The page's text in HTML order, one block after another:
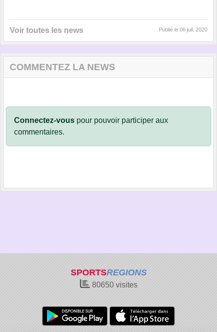
Voir toutes les news Publié le 06 juil. 2020
COMMENTEZ LA NEWS
Connectez-vous pour pouvoir participer aux
commentaires.
SPORTSREGIONS
80650visites